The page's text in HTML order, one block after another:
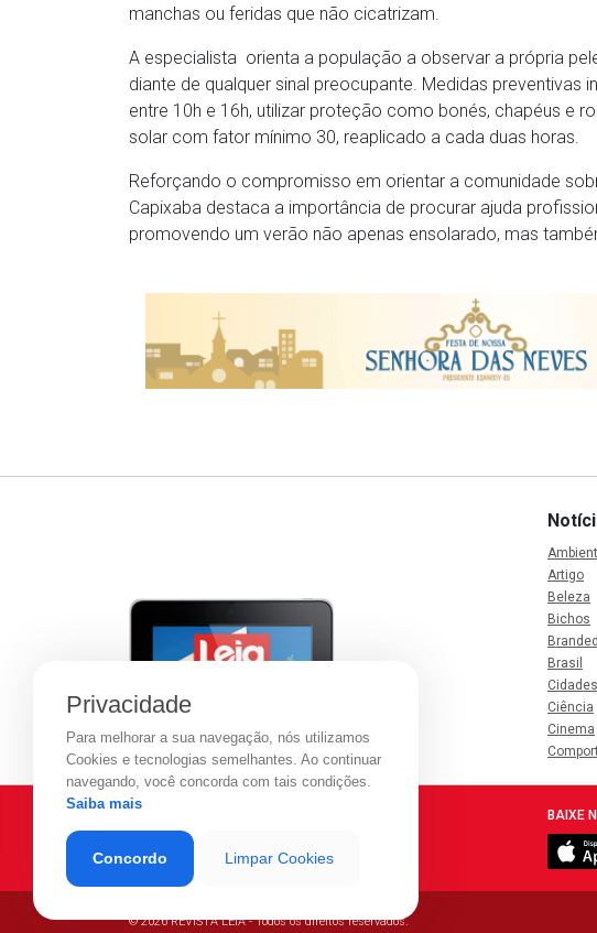
manchas ou feridas que não cicatrizam.
A especialista orienta a população a observar a própria
diante de qualquer sinal preocupante. Medidas preventivas
entre 10h e 16h, utilizar proteção como bonés, chapéus e
solar com fator mínimo 30, reaplicado a cada duas horas.
Reforçando o compromisso em orientar a comunidade
Capixaba destaca a importância de procurar ajuda
promovendo um verão não apenas ensolarado, mas
Artigo
Beleza
Bichos
Brasil
Cidades
Ciência
Cinema
BAIXE
© 2026 REVISTA LEIA - Todos os direitos reservados.
Privacidade
Para melhorar a sua navegação, nós utilizamos
Cookies e tecnologias semelhantes. Ao continuar
navegando, você concorda com tais condições.
Saiba mais
Concordo Limpar Cookies